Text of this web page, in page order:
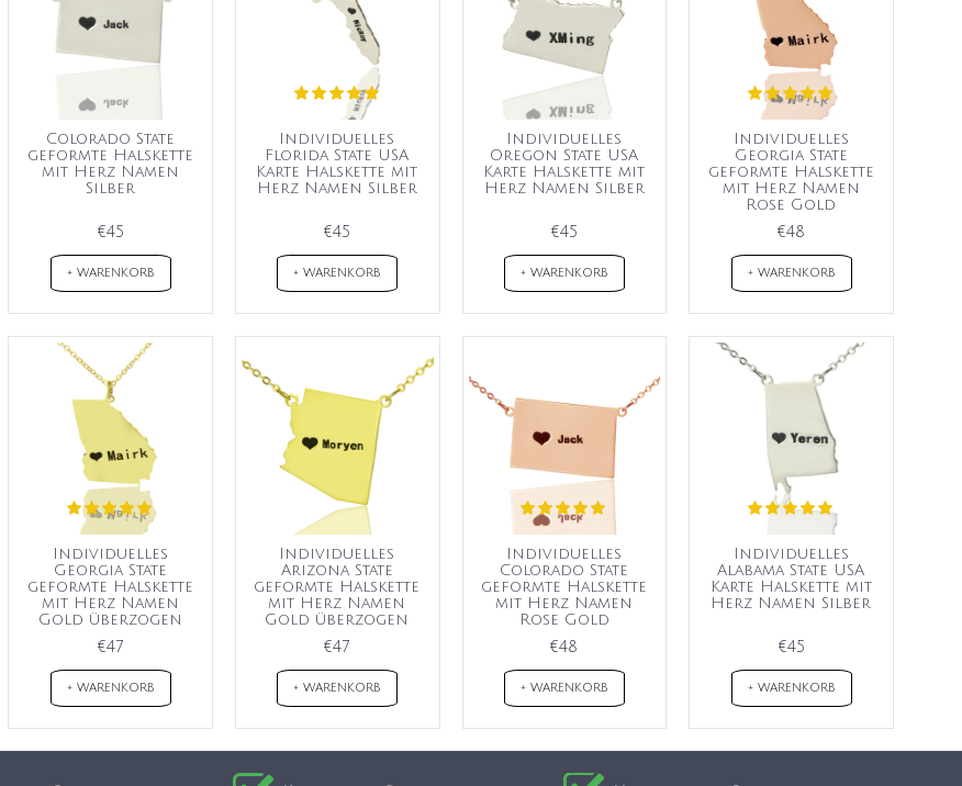
Colorado State
geformte Halskette
mit Herz Namen
Silber
€45
+ WARENKORB
Individuelles
Florida State USA
Karte Halskette mit
Herz Namen Silber
€45
+ WARENKORB
Individuelles
Oregon State USA
Karte Halskette mit
Herz Namen Silber
€45
+ WARENKORB
Individuelles
Georgia State
geformte Halskette
mit Herz Namen
Rose Gold
€48
+ WARENKORB
Individuelles
Georgia State
geformte Halskette
mit Herz Namen
Gold überzogen
€47
+ WARENKORB
Individuelles
Arizona State
geformte Halskette
mit Herz Namen
Gold überzogen
€47
+ WARENKORB
Individuelles
Colorado State
geformte Halskette
mit Herz Namen
Rose Gold
€48
+ WARENKORB
Individuelles
Alabama State USA
Karte Halskette mit
Herz Namen Silber
€45
+ WARENKORB